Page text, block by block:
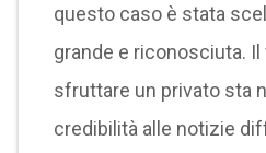
questo caso è stata
grande e riconosciuta. Il
sfruttare un privato sta
credibilità alle notizie